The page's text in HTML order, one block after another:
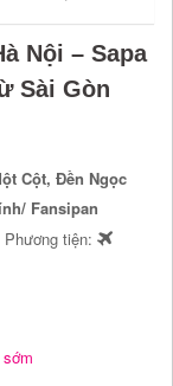
Nội – Sapa
Sài Gòn
Cột, Đền Ngọc
Fansipan
Phương tiện: